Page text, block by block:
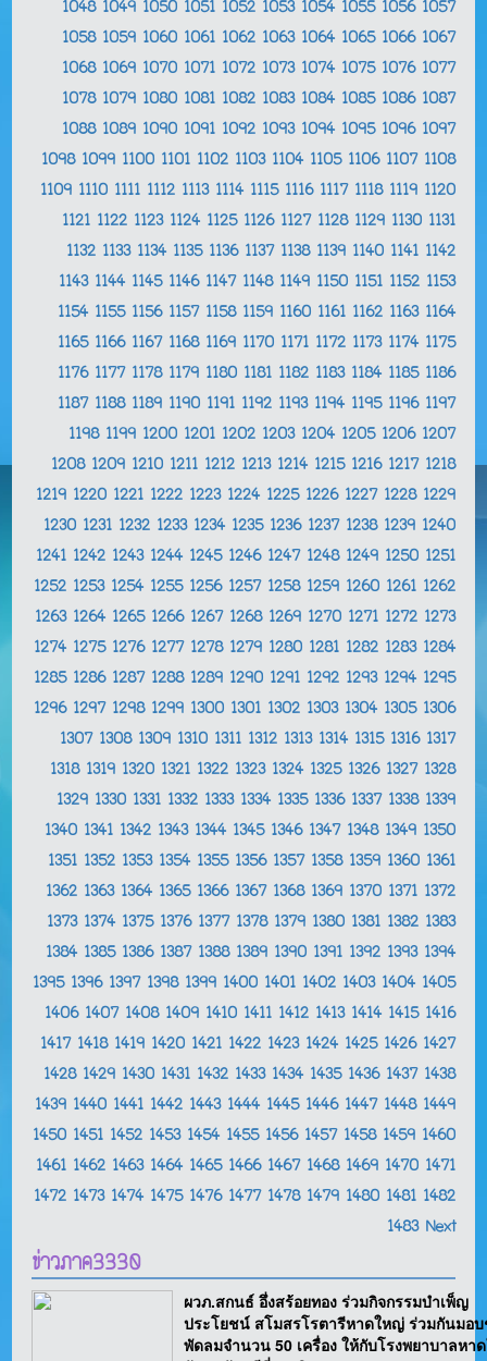
1048 1049 1050 1051 1052 1053 1054 1055 1056 1057
1058 1059 1060 1061 1062 1063 1064 1065 1066 1067
1068 1069 1070 1071 1072 1073 1074 1075 1076 1077
1078 1079 1080 1081 1082 1083 1084 1085 1086 1087
1088 1089 1090 1091 1092 1093 1094 1095 1096 1097
1098 1099 1100 1101 1102 1103 1104 1105 1106 1107 1108
1109 1110 1111 1112 1113 1114 1115 1116 1117 1118 1119 1120
1121 1122 1123 1124 1125 1126 1127 1128 1129 1130 1131
1132 1133 1134 1135 1136 1137 1138 1139 1140 1141 1142
1143 1144 1145 1146 1147 1148 1149 1150 1151 1152 1153
1154 1155 1156 1157 1158 1159 1160 1161 1162 1163 1164
1165 1166 1167 1168 1169 1170 1171 1172 1173 1174 1175
1176 1177 1178 1179 1180 1181 1182 1183 1184 1185 1186
1187 1188 1189 1190 1191 1192 1193 1194 1195 1196 1197
1198 1199 1200 1201 1202 1203 1204 1205 1206 1207
1208 1209 1210 1211 1212 1213 1214 1215 1216 1217 1218
1219 1220 1221 1222 1223 1224 1225 1226 1227 1228 1229
1230 1231 1232 1233 1234 1235 1236 1237 1238 1239 1240
1241 1242 1243 1244 1245 1246 1247 1248 1249 1250 1251
1252 1253 1254 1255 1256 1257 1258 1259 1260 1261 1262
1263 1264 1265 1266 1267 1268 1269 1270 1271 1272 1273
1274 1275 1276 1277 1278 1279 1280 1281 1282 1283 1284
1285 1286 1287 1288 1289 1290 1291 1292 1293 1294 1295
1296 1297 1298 1299 1300 1301 1302 1303 1304 1305 1306
1307 1308 1309 1310 1311 1312 1313 1314 1315 1316 1317
1318 1319 1320 1321 1322 1323 1324 1325 1326 1327 1328
1329 1330 1331 1332 1333 1334 1335 1336 1337 1338 1339
1340 1341 1342 1343 1344 1345 1346 1347 1348 1349 1350
1351 1352 1353 1354 1355 1356 1357 1358 1359 1360 1361
1362 1363 1364 1365 1366 1367 1368 1369 1370 1371 1372
1373 1374 1375 1376 1377 1378 1379 1380 1381 1382 1383
1384 1385 1386 1387 1388 1389 1390 1391 1392 1393 1394
1395 1396 1397 1398 1399 1400 1401 1402 1403 1404 1405
1406 1407 1408 1409 1410 1411 1412 1413 1414 1415 1416
1417 1418 1419 1420 1421 1422 1423 1424 1425 1426 1427
1428 1429 1430 1431 1432 1433 1434 1435 1436 1437 1438
1439 1440 1441 1442 1443 1444 1445 1446 1447 1448 1449
1450 1451 1452 1453 1454 1455 1456 1457 1458 1459 1460
1461 1462 1463 1464 1465 1466 1467 1468 1469 1470 1471
1472 1473 1474 1475 1476 1477 1478 1479 1480 1481 1482
1483 Next
ข่าวภาค3330
ผวภ.สกนธ์ อึ่งสร้อยทอง ร่วมกิจกรรมบำเพ็ญ
ประโยชน์ สโมสรโรตารีหาดใหญ่ ร่วมกันมอ
พัดลมจำนวน 50 เครื่อง ให้กับโรงพยาบาลหา